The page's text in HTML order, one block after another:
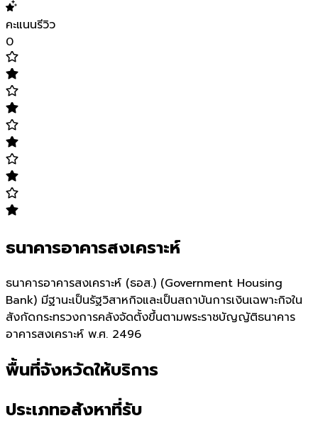
คะแนนรีวิว
0
ธนาคารอาคารสงเคราะห์
ธนาคารอาคารสงเคราะห์ (ธอส.) (Government Housing
Bank) มีฐานะเป็นรัฐวิสาหกิจและเป็นสถาบันการเงินเฉพาะกิจใน
สังกัดกระทรวงการคลังจัดตั้งขึ้นตามพระราชบัญญัติธนาคาร
อาคารสงเคราะห์ พ.ศ. 2496
พื้นที่จังหวัดให้บริการ
ประเภทอสังหาที่รับ